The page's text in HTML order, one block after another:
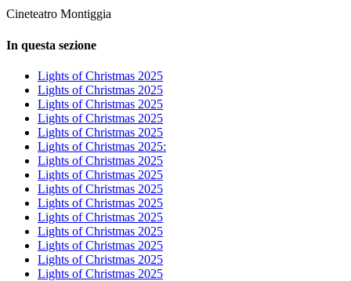
Cineteatro Montiggia
In questa sezione
Lights of Christmas 2025
Lights of Christmas 2025
Lights of Christmas 2025
Lights of Christmas 2025
Lights of Christmas 2025
Lights of Christmas 2025:
Lights of Christmas 2025
Lights of Christmas 2025
Lights of Christmas 2025
Lights of Christmas 2025
Lights of Christmas 2025
Lights of Christmas 2025
Lights of Christmas 2025
Lights of Christmas 2025
Lights of Christmas 2025